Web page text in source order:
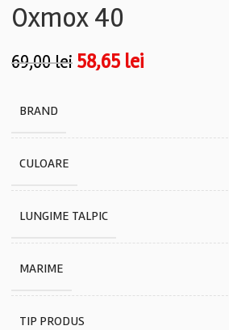
Oxmox 40
69,00lei 58,65 lei
BRAND
CULOARE
LUNGIME TALPIC
MARIME
TIP PRODUS